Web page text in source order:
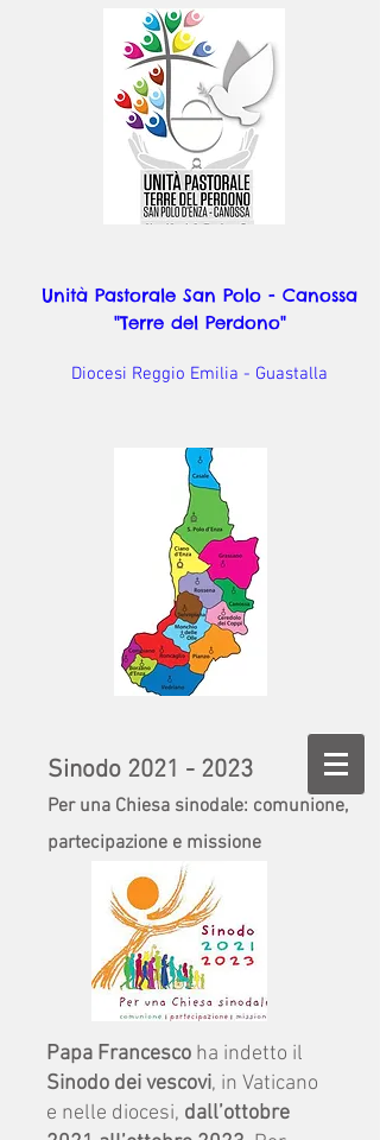
Unità Pastorale San Polo - Canossa
"Terre del Perdono"
Diocesi Reggio Emilia - Guastalla
Sinodo 2021 - 2023
Per una Chiesa sinodale: comunione,
partecipazione e missione
Papa Francesco ha indetto il
Sinodo dei vescovi, in Vaticano
e nelle diocesi, dall’ottobre